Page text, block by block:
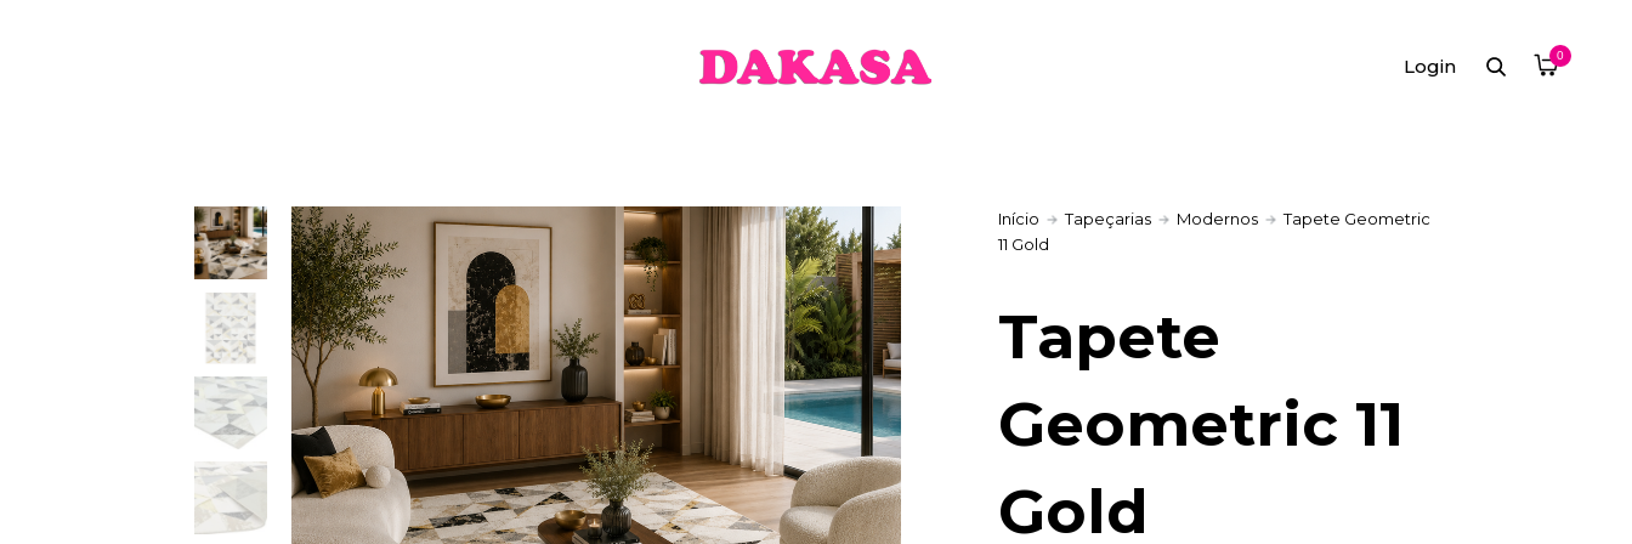
Login 0
Início Tapeçarias Modernos
Tapete Geometric
11 Gold
Tapete
Geometric 11
Gold